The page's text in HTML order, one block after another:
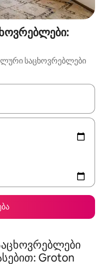
საცხოვრებლები
გახდება, ნავიგაციისთვის
Groton